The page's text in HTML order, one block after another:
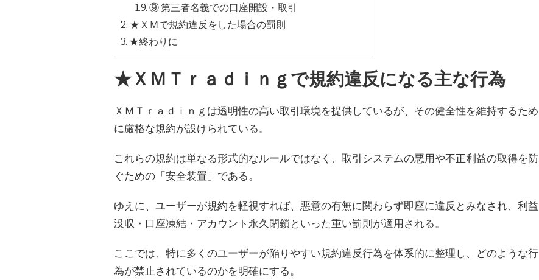
1.9. ⑨ 第三者名義での口座開設・取引
2. ★ＸＭで規約違反をした場合の罰則
3. ★終わりに
★ＸＭＴｒａｄｉｎｇで規約違反になる主な行為
ＸＭＴｒａｄｉｎｇは透明性の高い取引環境を提供しているが、その健全性を維持するため
に厳格な規約が設けられている。
これらの規約は単なる形式的なルールではなく、取引システムの悪用や不正利益の取得を防
ぐための「安全装置」である。
ゆえに、ユーザーが規約を軽視すれば、悪意の有無に関わらず即座に違反とみなされ、利益
没収・口座凍結・アカウント永久閉鎖といった重い罰則が適用される。
ここでは、特に多くのユーザーが陥りやすい規約違反行為を体系的に整理し、どのような行
為が禁止されているのかを明確にする。